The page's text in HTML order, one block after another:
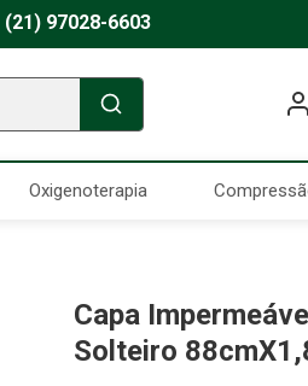
(21) 97028-6603
Oxigenoterapia
Capa
Solteiro